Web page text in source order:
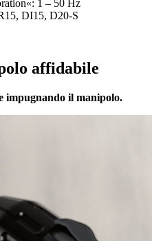
1 – 50 Hz
DI15, D20-S
affidabile
impugnando il manipolo.